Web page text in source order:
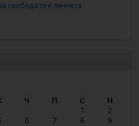
свободата и личната
Ч П С
Н
1
2
6 7 8 9